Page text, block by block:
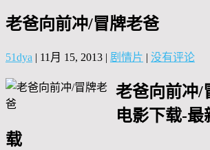
老爸向前冲/冒牌老爸
51dya | 11月 15, 2013 | 剧情片 | 没有评论
老爸向前冲/
电影下载-最
载